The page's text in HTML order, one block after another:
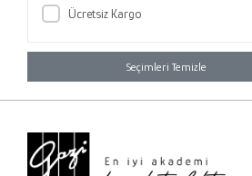
Ücretsiz Kargo
Seçimleri Temizle